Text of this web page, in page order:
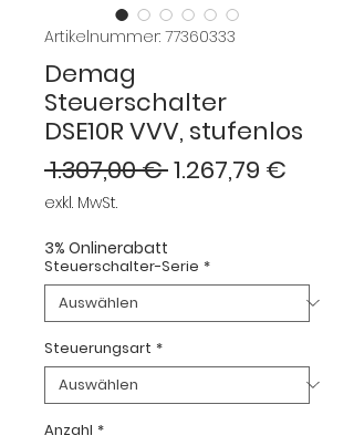
Artikelnummer: 77360333
Demag
Steuerschalter
DSE10R VVV, stufenlos
1.307,00 € Standardpreis
1.267,79 €
exkl. MwSt.
3% Onlinerabatt
Steuerschalter-Serie *
Steuerungsart *
Anzahl *